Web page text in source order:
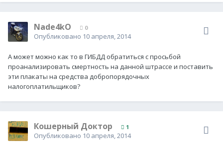
Nade4kO 0
Опубликовано 10 апреля, 2014
А может можно как то в ГИБДД обратиться с просьбой
проанализировать смертность на данной штрассе и поставить
эти плакаты на средства добропорядочных
налогоплатильщиков?
Кошерный Доктор 1
Опубликовано 10 апреля, 2014